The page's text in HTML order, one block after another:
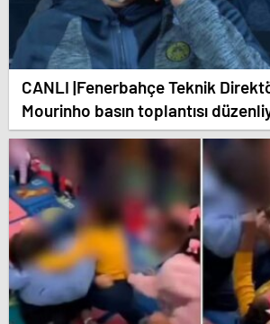
CANLI |Fenerbahçe Teknik
Mourinho basın toplantısı
Mauro Icardi cevabı!